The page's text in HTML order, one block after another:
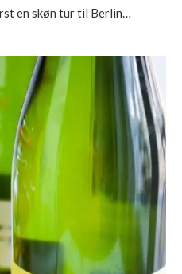
en skøn tur til Berlin…